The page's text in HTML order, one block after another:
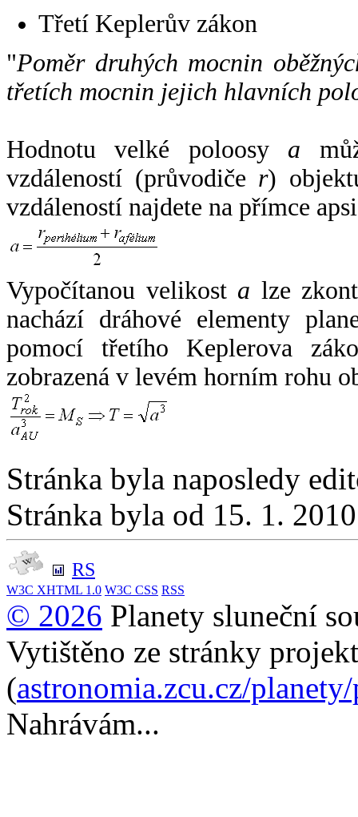
Třetí Keplerův zákon
"Poměr druhých mocnin
třetích mocnin jejich hlavních
Hodnotu velké poloosy a
vzdáleností (průvodiče r)
vzdáleností najdete na přímce
Vypočítanou velikost a lze
nachází dráhové elementy
pomocí třetího Keplerova
zobrazená v levém horním rohu
Stránka byla naposledy
Stránka byla od 15. 1.
RS
W3C XHTML 1.0 W3C CSS RSS
© 2026 Planety sluneční
Vytištěno ze stránky
(astronomia.zcu.cz/
Nahrávám...